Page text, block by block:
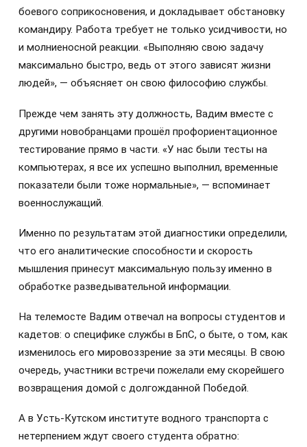
боевого соприкосновения, и докладывает обстановку
командиру. Работа требует не только усидчивости, но
и молниеносной реакции. «Выполняю свою задачу
максимально быстро, ведь от этого зависят жизни
людей», — объясняет он свою философию службы.
Прежде чем занять эту должность, Вадим вместе с
другими новобранцами прошёл профориентационное
тестирование прямо в части. «У нас были тесты на
компьютерах, я все их успешно выполнил, временные
показатели были тоже нормальные», — вспоминает
военнослужащий.
Именно по результатам этой диагностики определили,
что его аналитические способности и скорость
мышления принесут максимальную пользу именно в
обработке разведывательной информации.
На телемосте Вадим отвечал на вопросы студентов и
кадетов: о специфике службы в БпС, о быте, о том, как
изменилось его мировоззрение за эти месяцы. В свою
очередь, участники встречи пожелали ему скорейшего
возвращения домой с долгожданной Победой.
А в Усть-Кутском институте водного транспорта с
нетерпением ждут своего студента обратно: